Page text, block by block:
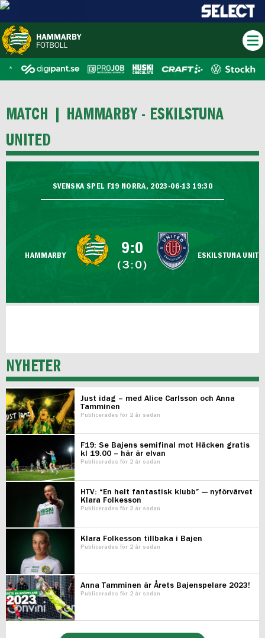
MATCH |
HAMMARBY - ESKILSTUNA
UNITED
SVENSKA SPEL F19 NORRA, 2023-06-13 19:30
HAMMARBY 9:0
(3:0)
ESKILSTUNA
NYHETER
Just idag – med Alice Carlsson och Anna
Tamminen
Publicerades för 2 år sedan
F19: Se Bajens semifinal mot Häcken gratis
kl 19.00 – här är elvan
Publicerades för 2 år sedan
HTV: “En helt fantastisk klubb” — nyförvärvet
Klara Folkesson
Publicerades för 2 år sedan
Klara Folkesson tillbaka i Bajen
Publicerades för 2 år sedan
Anna Tamminen är Årets Bajenspelare 2023!
Publicerades för 2 år sedan